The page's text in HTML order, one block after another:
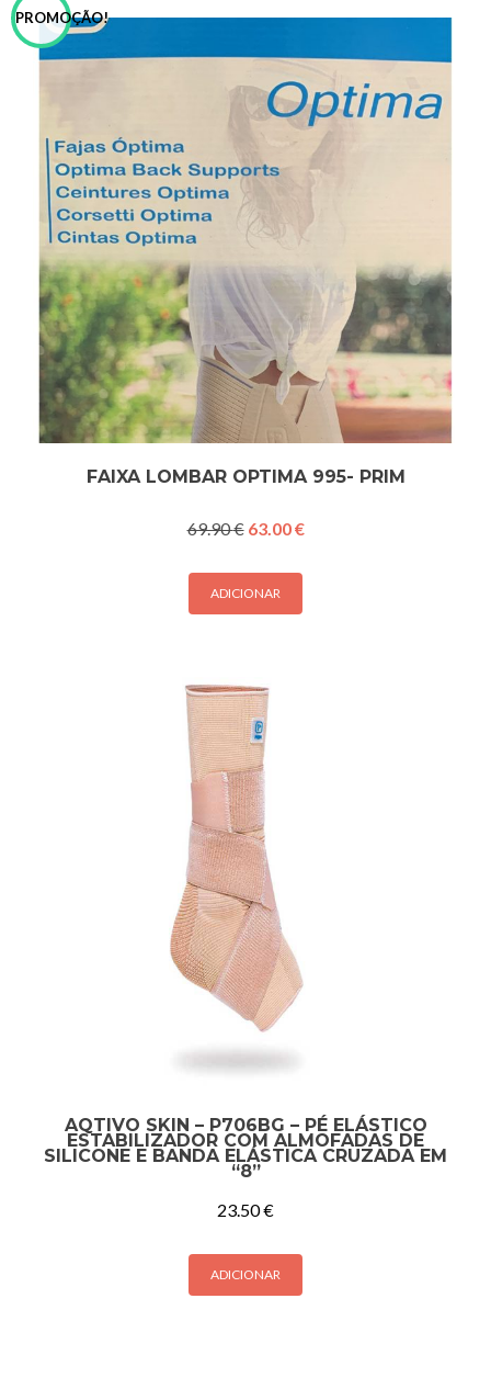
PROMOÇÃO!
FAIXA LOMBAR OPTIMA 995- PRIM
69.90€ O
original
era:
69.90 €.
63.00€O
ADICIONAR
AQTIVO SKIN – P706BG – PÉ ELÁSTICO
ESTABILIZADOR COM ALMOFADAS DE
SILICONE E BANDA ELÁSTICA CRUZADA EM
“8”
23.50€
ADICIONAR